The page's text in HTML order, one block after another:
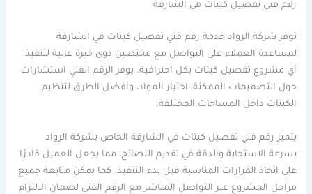
رقم فني تفصيل كبتات في الشارقة
توفر شركة الرواد خدمة رقم فني تفصيل كبتات في الشارقة
لمساعدة العملاء على التواصل مع مختصين ذوي خبرة عالية لتنفيذ
أي مشروع تفصيل كبتات بكل احترافية. يوفر الرقم الفني استشارات
حول التصميمات الممكنة، اختيار المواد، وأفضل الطرق لتنظيم
الكبتات داخل المساحات المختلفة.
يتميز رقم فني تفصيل كبتات في الشارقة الخاص بشركة الرواد
بسرعة الاستجابة والدقة في تقديم النصائح، مما يجعل العميل قادرًا
على اتخاذ القرارات المناسبة قبل بدء التنفيذ. كما يمكن متابعة جميع
مراحل المشروع عبر التواصل المباشر مع الرقم الفني لضمان الالتزام